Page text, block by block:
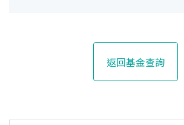
返回基金查詢